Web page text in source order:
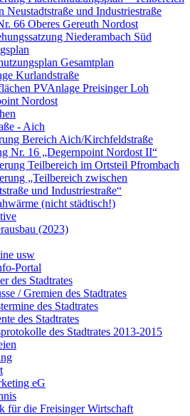
Neustadtstraße und Industriestraße
66 Oberes Gereuth Nordost
Niederambach Süd
Gesamtplan
Kurlandstraße
PV­Anlage Preisinger Loh
Nordost
- Aich
Bereich Aich/Kirchfeldstraße
Nr. 16 „Degernpoint Nordost II“
Teilbereich im Ortsteil Pfrombach
„Teilbereich zwischen
und Industriestraße“
(nicht städtisch!)
(2023)
usw
Portal
des Stadtrates
/ Gremien des Stadtrates
des Stadtrates
des Stadtrates
des Stadtrates 2013-2015
eG
für die Freisinger Wirtschaft